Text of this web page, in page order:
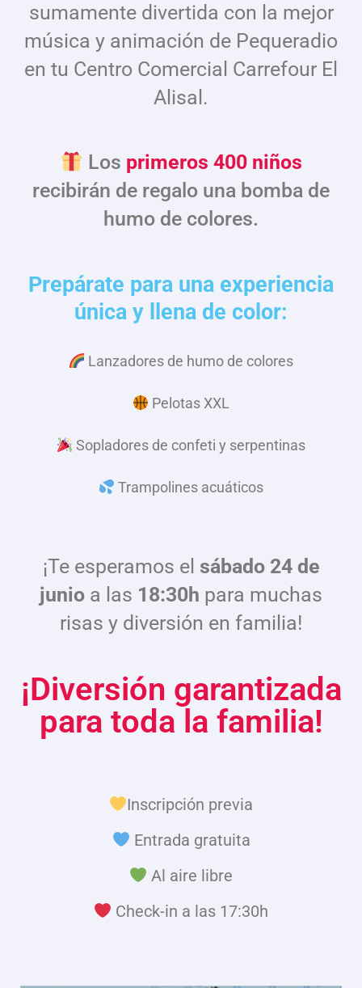
sumamente divertida con la mejor
música y animación de Pequeradio
en tu Centro Comercial Carrefour El
Alisal.
Los primeros 400 niños
recibirán de regalo una bomba de
humo de colores.
Prepárate para una experiencia
única y llena de color:
Lanzadores de humo de colores
Pelotas XXL
Sopladores de confeti y serpentinas
Trampolines acuáticos
¡Te esperamos el sábado 24 de
junio a las 18:30h para muchas
risas y diversión en familia!
¡Diversión garantizada
para toda la familia!
Inscripción previa
Entrada gratuita
Al aire libre
Check-in a las 17:30h